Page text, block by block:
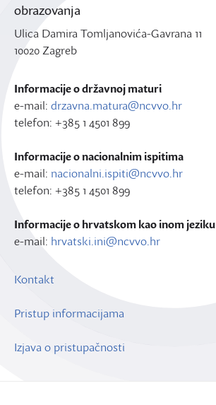
obrazovanja
Ulica Damira Tomljanovića-Gavrana 11
10020 Zagreb
Informacije o državnoj maturi
e-mail: drzavna.matura@ncvvo.hr
telefon: +385 1 4501 899
Informacije o nacionalnim ispitima
e-mail: nacionalni.ispiti@ncvvo.hr
telefon: +385 1 4501 899
Informacije o hrvatskom kao inom jeziku
e-mail: hrvatski.ini@ncvvo.hr
Kontakt
Pristup informacijama
Izjava o pristupačnosti